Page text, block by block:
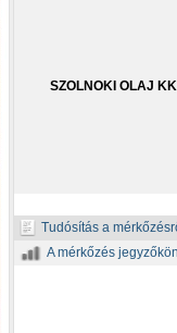
SZOLNOKI OLAJ
Tudósítás a
A mérkőzés